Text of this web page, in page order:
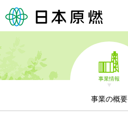
事業情報
事業の概要